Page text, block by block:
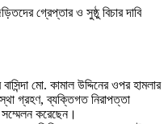
মো. কামাল উদ্দিনের ওপর হামলার
গ্রহণ, ব্যক্তিগত নিরাপত্তা
সম্মেলন করেছেন।